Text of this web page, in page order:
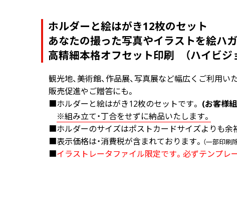
ホルダーと絵はがき12枚のセット
あなたの撮った写真やイラストを絵ハガ
高精細本格オフセット印刷 （ハイビジ
観光地、美術館、作品展、写真展など幅広くご利用い
販売促進やご贈答にも。
■ホルダーと絵はがき12枚のセットです。 (お客様
※組み立て・丁合をせずに納品いたします。
■ホルダーのサイズはポストカードサイズよりも余
■表示価格は・消費税が含まれております。 （一部印刷
■イラストレータファイル限定です。必ずテンプレ
すか？
領収書・納品書を発行は可能ですか？
初回特典の1000ポイントを使用するに
は？
か？
画面表示操作
ユーザー登録ログイン
注文
入稿